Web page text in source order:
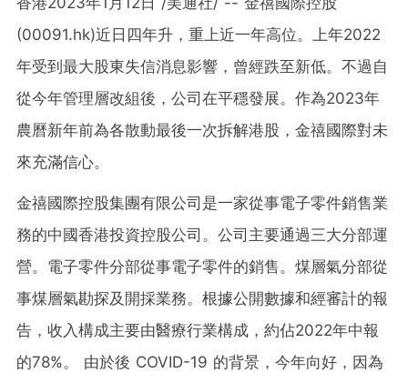
(00091.hk)近日四年升，重上近一年高位。上年2022
年受到最大股東失信消息影響，曾經跌至新低。不過自
從今年管理層改組後，公司在平穩發展。作為2023年
農曆新年前為各散動最後一次拆解港股，金禧國際對未
來充滿信心。
金禧國際控股集團有限公司是一家從事電子零件銷售業
務的中國香港投資控股公司。公司主要通過三大分部運
營。電子零件分部從事電子零件的銷售。煤層氣分部從
事煤層氣勘探及開採業務。根據公開數據和經審計的報
告，收入構成主要由醫療行業構成，約佔2022年中報
的78%。 由於後 COVID-19 的背景，今年向好，因為